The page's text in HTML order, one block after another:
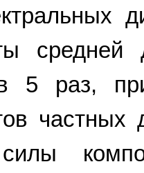
средней
5 раз, при
частных
силы